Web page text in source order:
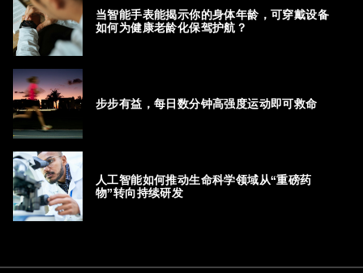
当智能手表能揭示你的身体年龄，可穿戴设备
如何为健康老龄化保驾护航？
步步有益，每日数分钟高强度运动即可救命
人工智能如何推动生命科学领域从“重磅药
物”转向持续研发